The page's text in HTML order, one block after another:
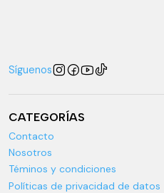
Síguenos
CATEGORÍAS
Contacto
Nosotros
Téminos y condiciones
Políticas de privacidad de datos